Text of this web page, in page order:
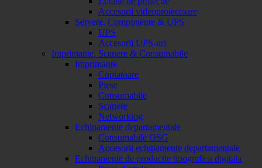
Accesorii videoproiectoare
Servere, Componente & UPS
UPS
Accesorii UPS-uri
Imprimante, Scanere & Consumabile
Imprimante
Copiatoare
Piese
Consumabile
Scanere
Networking
Echipamente departamentale
Consumabile OSG
Accesorii echipamente departamentale
Echipamente de productie tipografica digitala